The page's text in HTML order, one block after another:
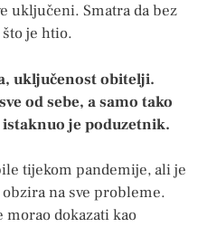
uključeni. Smatra da bez
je htio.
uključenost obitelji.
od sebe, a samo tako
je poduzetnik.
tijekom pandemije, ali je
na sve probleme.
morao dokazati kao